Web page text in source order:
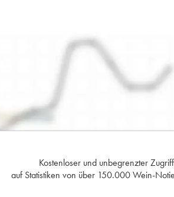
Kostenloser und unbegrenzter Zugriff
auf Statistiken von über 150.000 Wein-